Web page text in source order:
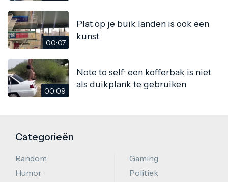
00:07
Plat op je buik landen is ook een
kunst
00:09
Note to self: een kofferbak is niet
als duikplank te gebruiken
Categorieën
Random
Humor
Gaming
Politiek